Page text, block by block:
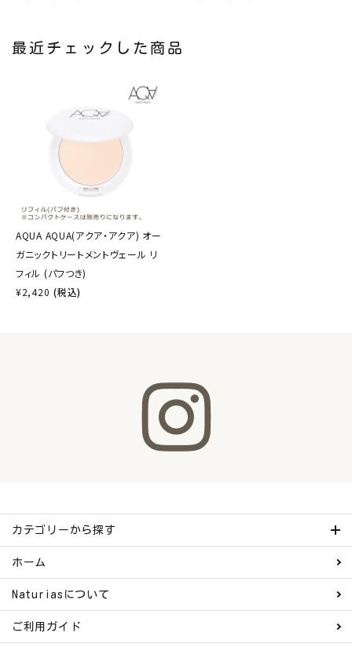
最近チェックした商品
AQUA AQUA(アクア・アクア) オー
ガニックトリートメントヴェール リ
フィル (パフつき)
¥2,420 (税込)
カテゴリーから探す
ホーム
Naturiasについて
ご利用ガイド